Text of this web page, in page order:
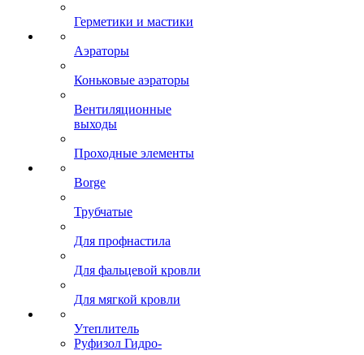
Герметики и мастики
Аэраторы
Коньковые аэраторы
Вентиляционные
выходы
Проходные элементы
Borge
Трубчатые
Для профнастила
Для фальцевой кровли
Для мягкой кровли
Утеплитель
Руфизол Гидро-